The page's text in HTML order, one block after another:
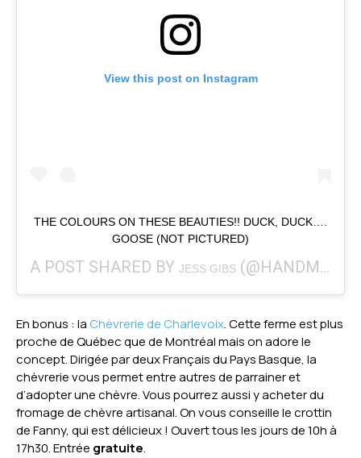
View this post on Instagram
THE COLOURS ON THESE BEAUTIES!! DUCK, DUCK….
GOOSE (NOT PICTURED)
A POST SHARED BY JESS GIBS (@HANDMADEHERBOLOGY) ON
En bonus : la Chèvrerie de Charlevoix. Cette ferme est plus
proche de Québec que de Montréal mais on adore le
concept. Dirigée par deux Français du Pays Basque, la
chèvrerie vous permet entre autres de parrainer et
d’adopter une chèvre. Vous pourrez aussi y acheter du
fromage de chèvre artisanal. On vous conseille le crottin
de Fanny, qui est délicieux ! Ouvert tous les jours de 10h à
17h30. Entrée gratuite.